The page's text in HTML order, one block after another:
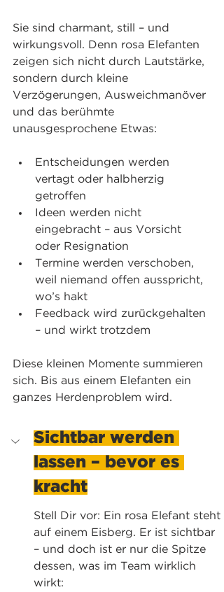
Sie sind charmant, still – und
wirkungsvoll. Denn rosa Elefanten
zeigen sich nicht durch Lautstärke,
sondern durch kleine
Verzögerungen, Ausweichmanöver
und das berühmte
unausgesprochene Etwas:
Entscheidungen werden
vertagt oder halbherzig
getroffen
Ideen werden nicht
eingebracht – aus Vorsicht
oder Resignation
Termine werden verschoben,
weil niemand offen ausspricht,
wo’s hakt
Feedback wird zurückgehalten
– und wirkt trotzdem
Diese kleinen Momente summieren
sich. Bis aus einem Elefanten ein
ganzes Herdenproblem wird.
Sichtbar werden
lassen – bevor es
kracht
Stell Dir vor: Ein rosa Elefant steht
auf einem Eisberg. Er ist sichtbar
– und doch ist er nur die Spitze
dessen, was im Team wirklich
wirkt: